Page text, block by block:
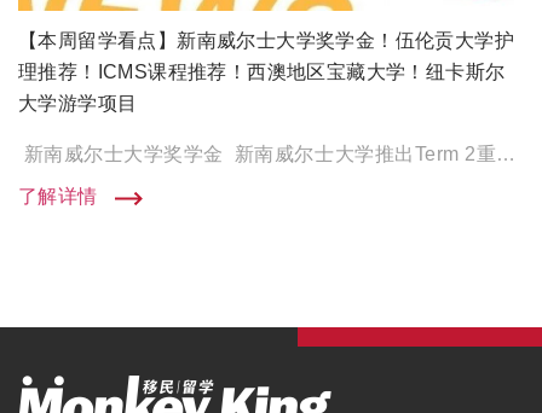
【本周留学看点】新南威尔士大学奖学金！伍伦贡大学护
理推荐！ICMS课程推荐！西澳地区宝藏大学！纽卡斯尔
大学游学项目
新南威尔士大学奖学金 新南威尔士大学推出Term 2重返校园奖学金。 在Term 2新入学的，满足课程要求 […]
了解详情